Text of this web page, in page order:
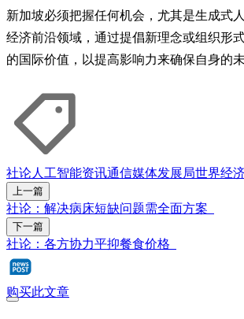
新加坡必须把握任何机会，尤其是生成式
经济前沿领域，通过提倡新理念或组织形
的国际价值，以提高影响力来确保自身的未
社论人工智能资讯通信媒体发展局世界经
上一篇
社论：解决病床短缺问题需全面方案
下一篇
社论：各方协力平抑餐食价格
购买此文章